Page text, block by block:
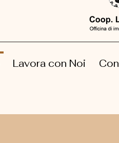
Lavora con Noi